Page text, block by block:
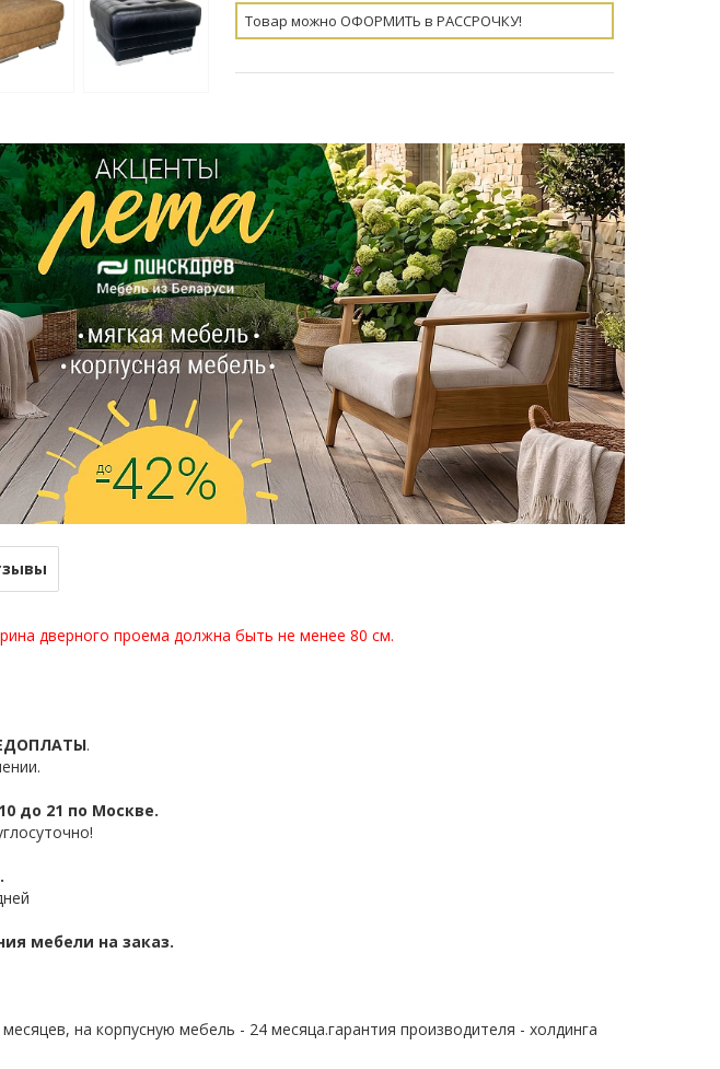
Товар можно ОФОРМИТЬ в РАССРОЧКУ!
дверного проема должна быть не менее 80 см.
.
до 21 по Москве.
мебели на заказ.
на корпусную мебель - 24 месяца.гарантия производителя - холдинга